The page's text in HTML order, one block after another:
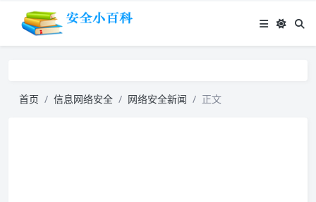
首页 信息网络安全 网络安全新闻 正文